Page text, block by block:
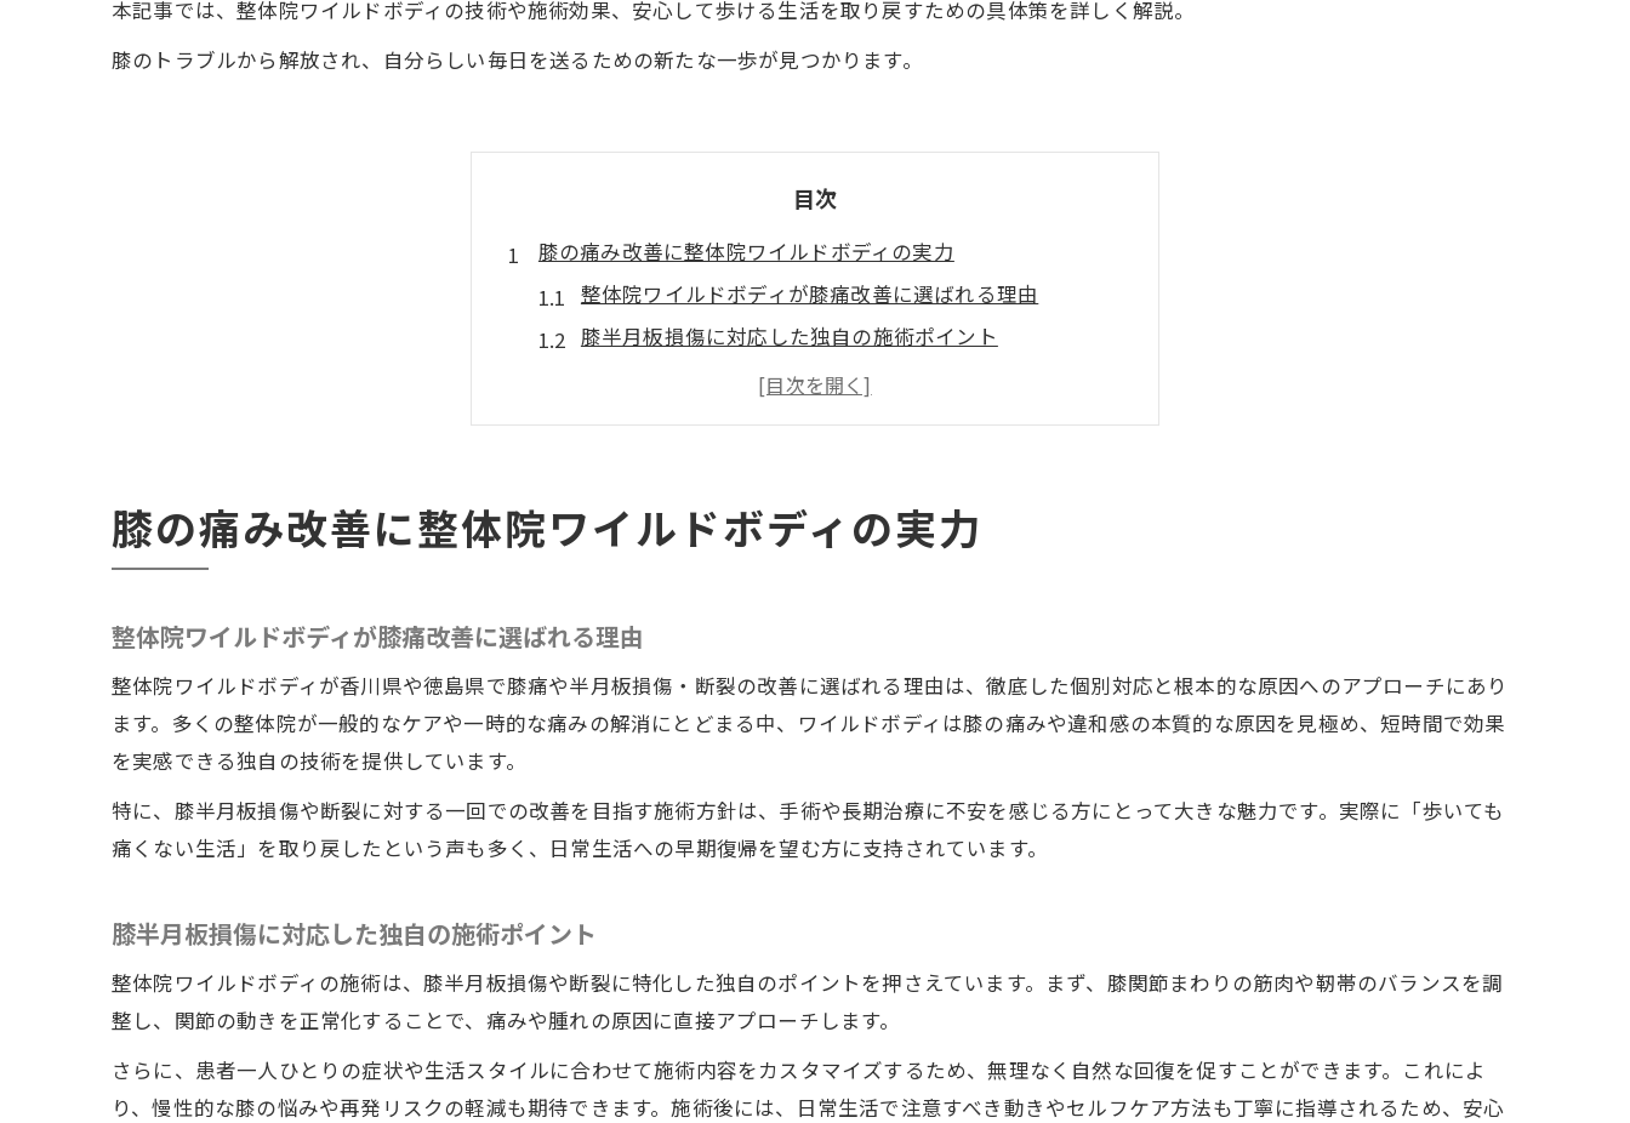
本記事では、整体院ワイルドボディの技術や施術効果、安心して歩ける生活を取り戻すための具体策を詳しく解説。
膝のトラブルから解放され、自分らしい毎日を送るための新たな一歩が見つかります。
目次
膝の痛み改善に整体院ワイルドボディの実力
整体院ワイルドボディが膝痛改善に選ばれる理由
膝半月板損傷に対応した独自の施術ポイント
整体院ワイルドボディの技術が痛みを根本から緩和
日常生活に戻れる整体のサポートとは
半月板損傷からの早期回復を目指す新提案
整体院ワイルドボディの早期回復アプローチ解説
リハビリと整体の併用で目指す回復への道
膝の回復を早める生活習慣のポイント
整体院ワイルドボディならではの施術の流れ
整体院ワイルドボディで歩行時の膝不安を軽減
膝半月板損傷時に歩いても良いかの目安
安心して歩けるための膝ケア習慣の提案
再発を防ぐ歩行時の注意点とコツ
一回の施術で変わる生活がここにある
整体院ワイルドボディの一回施術の特徴と効果
膝半月板損傷に対する即効性のある整体アプローチ
膝の痛み改善に整体院ワイルドボディの実力
整体院ワイルドボディが膝痛改善に選ばれる理由
整体院ワイルドボディが香川県や徳島県で膝痛や半月板損傷・断裂の改善に選ばれる理由は、徹底した個別対応と根本的な原因へのアプローチにあり
ます。多くの整体院が一般的なケアや一時的な痛みの解消にとどまる中、ワイルドボディは膝の痛みや違和感の本質的な原因を見極め、短時間で効果
を実感できる独自の技術を提供しています。
特に、膝半月板損傷や断裂に対する一回での改善を目指す施術方針は、手術や長期治療に不安を感じる方にとって大きな魅力です。実際に「歩いても
痛くない生活」を取り戻したという声も多く、日常生活への早期復帰を望む方に支持されています。
膝半月板損傷に対応した独自の施術ポイント
整体院ワイルドボディの施術は、膝半月板損傷や断裂に特化した独自のポイントを押さえています。まず、膝関節まわりの筋肉や靭帯のバランスを調
整し、関節の動きを正常化することで、痛みや腫れの原因に直接アプローチします。
さらに、患者一人ひとりの症状や生活スタイルに合わせて施術内容をカスタマイズするため、無理なく自然な回復を促すことができます。これによ
り、慢性的な膝の悩みや再発リスクの軽減も期待できます。施術後には、日常生活で注意すべき動きやセルフケア方法も丁寧に指導されるため、安心